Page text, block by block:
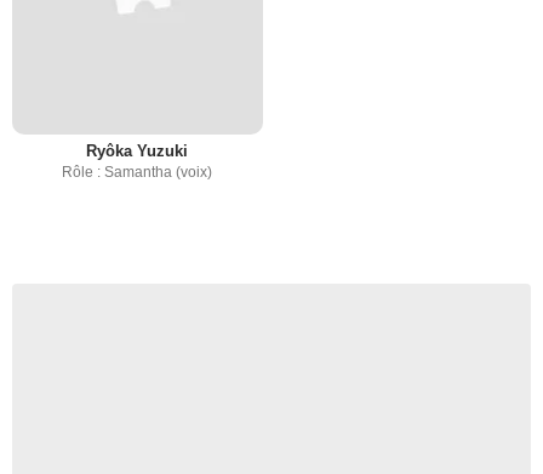
Ryôka Yuzuki
Rôle : Samantha (voix)